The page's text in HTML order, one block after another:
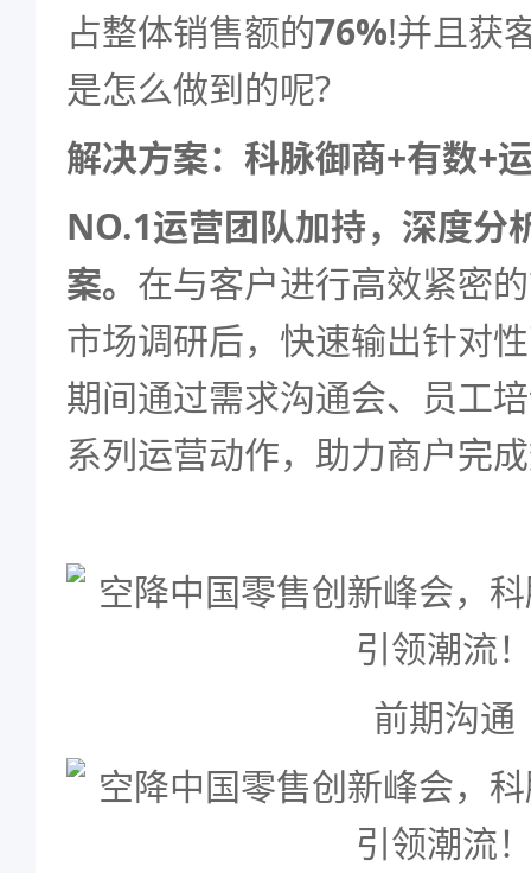
占整体销售额的76%!并且获
是怎么做到的呢?
解决方案：科脉御商+有数+
NO.1运营团队加持，深度分
案。 在与客户进行高效紧密
市场调研后，快速输出针对
期间通过需求沟通会、员工
系列运营动作，助力商户完
前期沟通